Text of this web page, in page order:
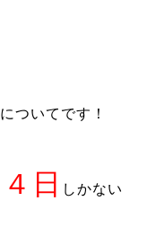
についてです！
４日 しかない